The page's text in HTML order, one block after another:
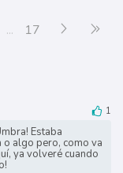
... 17 Siguiente
1
Estaba
o algo pero, como va
ya volveré cuando